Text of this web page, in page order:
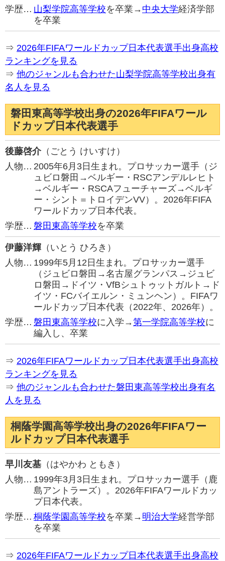
学歴… 山梨学院高等学校を卒業→ 中央大学経済学部
を卒業
⇒ 2026年FIFAワールドカップ日本代表選手出身高校
ランキングを見る
⇒ 他のジャンルも合わせた山梨学院高等学校出身有
名人を見る
磐田東高等学校出身の2026年FIFAワール
ドカップ日本代表選手
後藤啓介（ごとう けいすけ）
人物… 2005年6月3日生まれ。プロサッカー選手（ジ
ュビロ磐田→ベルギー・RSCアンデルレヒト
→ベルギー・RSCAフューチャーズ→ベルギ
ー・シント＝トロイデンVV）。2026年FIFA
ワールドカップ日本代表。
学歴… 磐田東高等学校を卒業
伊藤洋輝 （いとう ひろき）
人物… 1999年5月12日生まれ。プロサッカー選手
（ジュビロ磐田→名古屋グランパス→ジュビ
ロ磐田→ドイツ・VfBシュトゥットガルト→ド
イツ・FCバイエルン・ミュンヘン）。FIFAワ
ールドカップ日本代表（2022年、2026年）。
学歴… 磐田東高等学校に入学→第一学院高等学校に
編入し、卒業
⇒ 2026年FIFAワールドカップ日本代表選手出身高校
ランキングを見る
⇒ 他のジャンルも合わせた磐田東高等学校出身有名
人を見る
桐蔭学園高等学校出身の2026年FIFAワー
ルドカップ日本代表選手
早川友基 （はやかわ ともき）
人物… 1999年3月3日生まれ。プロサッカー選手（鹿
島アントラーズ）。2026年FIFAワールドカッ
プ日本代表。
学歴… 桐蔭学園高等学校を卒業→ 明治大学経営学部
を卒業
⇒ 2026年FIFAワールドカップ日本代表選手出身高校